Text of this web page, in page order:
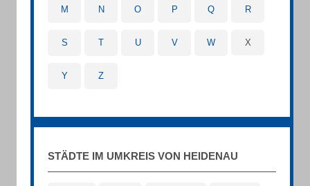
M N O P Q R
S T U V W X
Y Z
STÄDTE IM UMKREIS VON HEIDENAU